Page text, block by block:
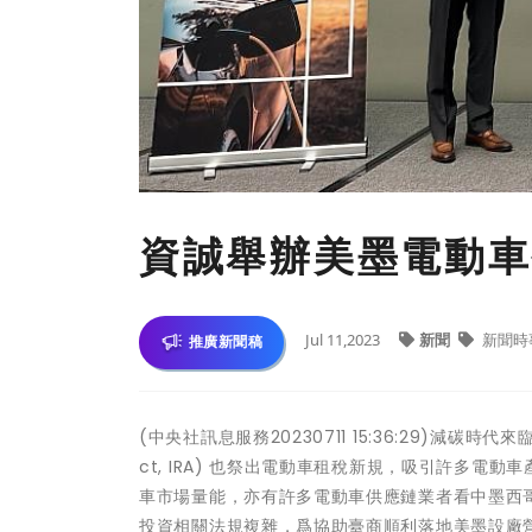
資誠舉辦美墨電動
推廣新聞稿 Jul 11,2023 新聞 新聞時
(中央社訊息服務20230711 15:36:29)減碳時代
ct, IRA) 也祭出電動車租稅新規，吸引許多電動
車市場量能，亦有許多電動車供應鏈業者看中墨
投資相關法規複雜，爲協助臺商順利落地美墨設